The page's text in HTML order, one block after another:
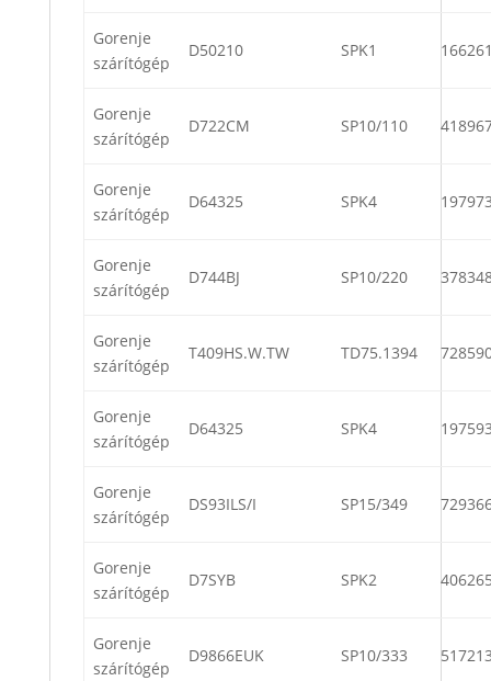
Gorenje
szárítógép
D50210 SPK1
Gorenje
szárítógép
D722CM SP10/110
Gorenje
szárítógép
D64325 SPK4
Gorenje
szárítógép
D744BJ SP10/220
Gorenje
szárítógép
T409HS.W.TW TD75.1394
Gorenje
szárítógép
D64325 SPK4
Gorenje
szárítógép
DS93ILS/I SP15/349
Gorenje
szárítógép
D7SYB SPK2
Gorenje
szárítógép
D9866EUK SP10/333